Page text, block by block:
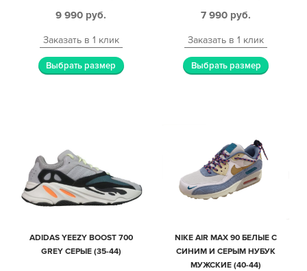
9 990 руб.
Заказать в 1 клик
Выбрать размер
7 990 руб.
Заказать в 1 клик
Выбрать размер
ADIDAS YEEZY BOOST 700
GREY СЕРЫЕ (35-44)
NIKE AIR MAX 90 БЕЛЫЕ С
СИНИМ И СЕРЫМ НУБУК
МУЖСКИЕ (40-44)